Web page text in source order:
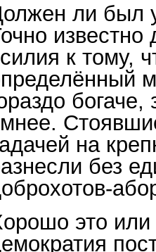
ли был
к тому,
на
без
это